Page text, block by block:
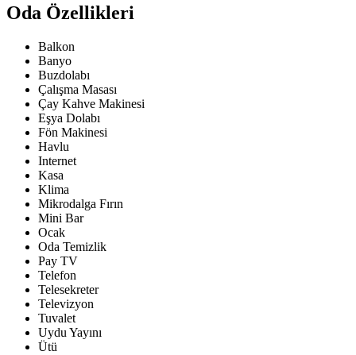
Oda Özellikleri
Balkon
Banyo
Buzdolabı
Çalışma Masası
Çay Kahve Makinesi
Eşya Dolabı
Fön Makinesi
Havlu
Internet
Kasa
Klima
Mikrodalga Fırın
Mini Bar
Ocak
Oda Temizlik
Pay TV
Telefon
Telesekreter
Televizyon
Tuvalet
Uydu Yayını
Ütü